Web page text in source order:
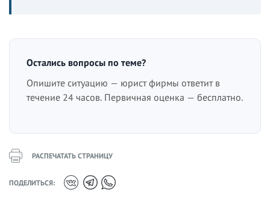
Остались вопросы по теме?
Опишите ситуацию — юрист фирмы ответит в
течение 24 часов. Первичная оценка — бесплатно.
РАСПЕЧАТАТЬ СТРАНИЦУ
ПОДЕЛИТЬСЯ: